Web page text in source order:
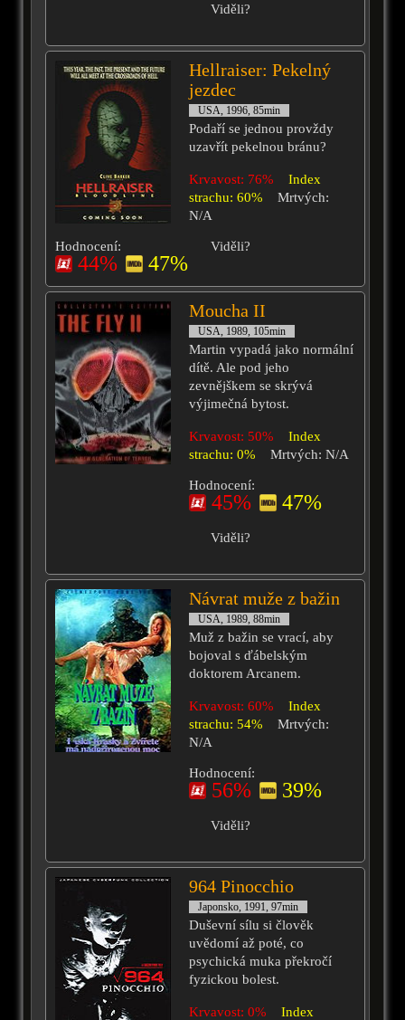
Viděli?
Hellraiser: Pekelný
jezdec
USA, 1996, 85min
Podaří se jednou provždy
uzavřít pekelnou bránu?
Krvavost: 76%
Index
strachu: 60%
Mrtvých:
N/A
Hodnocení:
44% 47%
Viděli?
Moucha II
USA, 1989, 105min
Martin vypadá jako normální
dítě. Ale pod jeho
zevnějškem se skrývá
výjimečná bytost.
Krvavost: 50%
Index
strachu: 0%
Mrtvých: N/A
Hodnocení:
45% 47%
Viděli?
Návrat muže z bažin
USA, 1989, 88min
Muž z bažin se vrací, aby
bojoval s ďábelským
doktorem Arcanem.
Krvavost: 60%
Index
strachu: 54%
Mrtvých:
N/A
Hodnocení:
56% 39%
Viděli?
964 Pinocchio
Japonsko, 1991, 97min
Duševní sílu si člověk
uvědomí až poté, co
psychická muka překročí
fyzickou bolest.
Krvavost: 0%
Index